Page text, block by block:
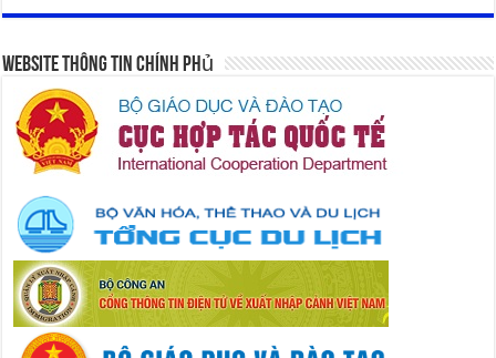
Website Thông Tin Chính Phủ